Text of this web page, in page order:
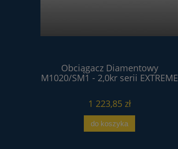
Obciągacz Diamentowy
M1020/SM1 - 2,0kr serii EXTREME
1 223,85 zł
do koszyka